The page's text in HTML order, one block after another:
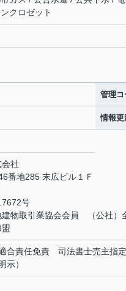
クロゼット
管理コ
情報更
社
番地285 末広ビル１Ｆ
号
建物取引業協会会員 （公社
合責任免責 司法書士売主指定
示）